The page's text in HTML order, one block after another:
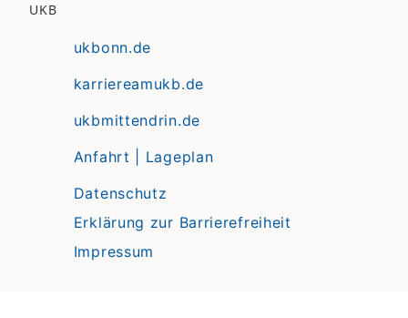
UKB
ukbonn.de
karriereamukb.de
ukbmittendrin.de
Anfahrt | Lageplan
Datenschutz
Erklärung zur Barrierefreiheit
Impressum